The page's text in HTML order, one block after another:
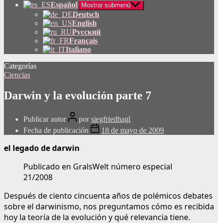
Español
Mostrar submenú
Deutsch
English
Русский
Français
Italiano
Categorías
Ciencias
Darwin y la evolución parte 7
Publicar autor porsiegfriedhagl
Fecha de publicación
18 de mayo de 2009
el legado de darwin
Publicado en GralsWelt número especial
21/2008
Después de ciento cincuenta años de polémicos debates
sobre el darwinismo, nos preguntamos cómo es recibida
hoy la teoría de la evolución y qué relevancia tiene.